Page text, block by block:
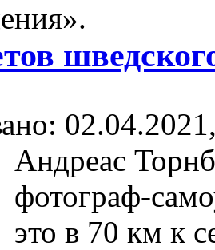
Андреас
фотограф-
это в 70 км к